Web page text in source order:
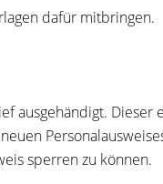
dafür mitbringen.
ausgehändigt. Dieser
sperren zu können.